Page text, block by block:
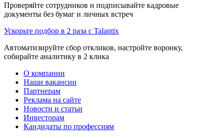
Проверяйте сотрудников и подписывайте кадровые
документы без бумаг и личных встреч
Ускорьте подбор в 2 раза с Talantix
Автоматизируйте сбор откликов, настройте воронку,
собирайте аналитику в 2 клика
О компании
Наши вакансии
Партнерам
Реклама на сайте
Новости и статьи
Инвесторам
Кандидаты по профессиям